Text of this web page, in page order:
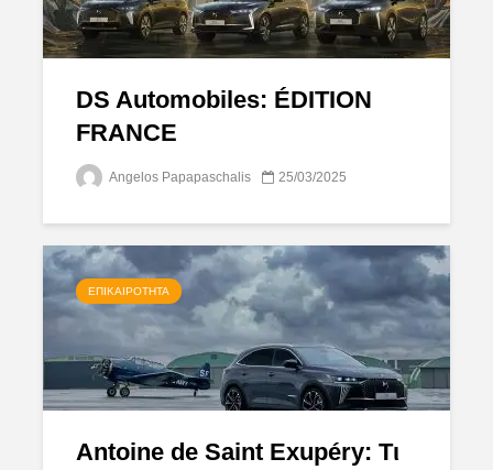
DS Automobiles: ÉDITION
FRANCE
Angelos Papapaschalis 25/03/2025
ΕΠΙΚΑΙΡΌΤΗΤΑ
Antoine de Saint Exupéry: Τι